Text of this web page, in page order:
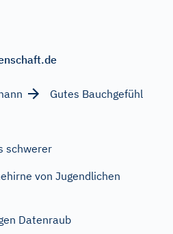
Gutes Bauchgefühl
schwerer
von Jugendlichen
Datenraub